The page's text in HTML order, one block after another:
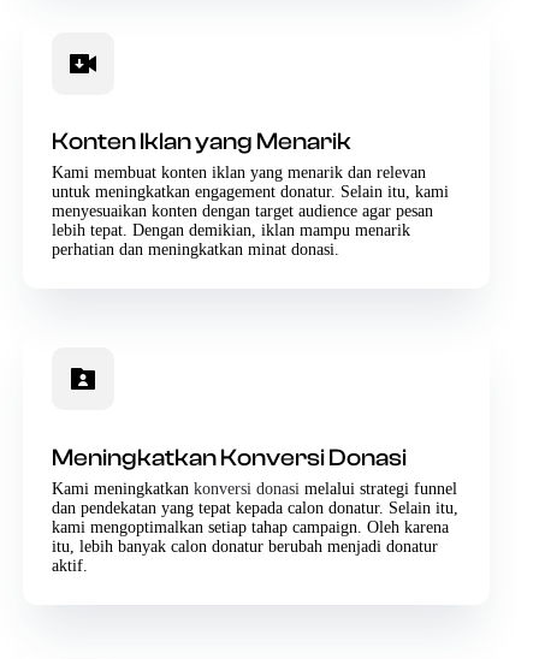
Konten Iklan yang Menarik
Kami membuat konten iklan yang menarik dan relevan
untuk meningkatkan engagement donatur. Selain itu, kami
menyesuaikan konten dengan target audience agar pesan
lebih tepat. Dengan demikian, iklan mampu menarik
perhatian dan meningkatkan minat donasi.
Meningkatkan Konversi Donasi
Kami meningkatkan konversi donasi melalui strategi funnel
dan pendekatan yang tepat kepada calon donatur. Selain itu,
kami mengoptimalkan setiap tahap campaign. Oleh karena
itu, lebih banyak calon donatur berubah menjadi donatur
aktif.